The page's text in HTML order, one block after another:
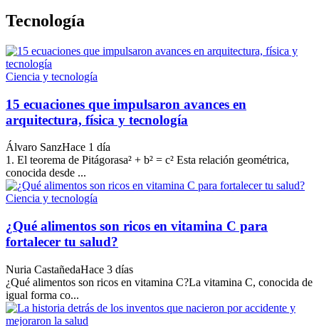
Tecnología
Ciencia y tecnología
15 ecuaciones que impulsaron avances en
arquitectura, física y tecnología
Álvaro SanzHace 1 día
1. El teorema de Pitágorasa² + b² = c² Esta relación geométrica,
conocida desde ...
Ciencia y tecnología
¿Qué alimentos son ricos en vitamina C para
fortalecer tu salud?
Nuria CastañedaHace 3 días
¿Qué alimentos son ricos en vitamina C?La vitamina C, conocida de
igual forma co...